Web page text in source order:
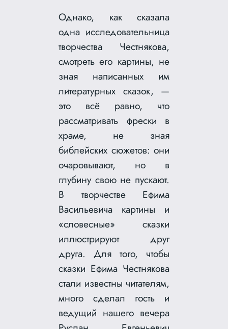
Однако, как сказала
одна исследовательница
творчества Честнякова,
смотреть его картины, не
зная написанных им
литературных сказок, —
это всё равно, что
рассматривать фрески в
храме, не зная
библейских сюжетов: они
очаровывают, но в
глубину свою не пускают.
В творчестве Ефима
Васильевича картины и
«словесные» сказки
иллюстрируют друг
друга. Для того, чтобы
сказки Ефима Честнякова
стали известны читателям,
много сделал гость и
ведущий нашего вечера